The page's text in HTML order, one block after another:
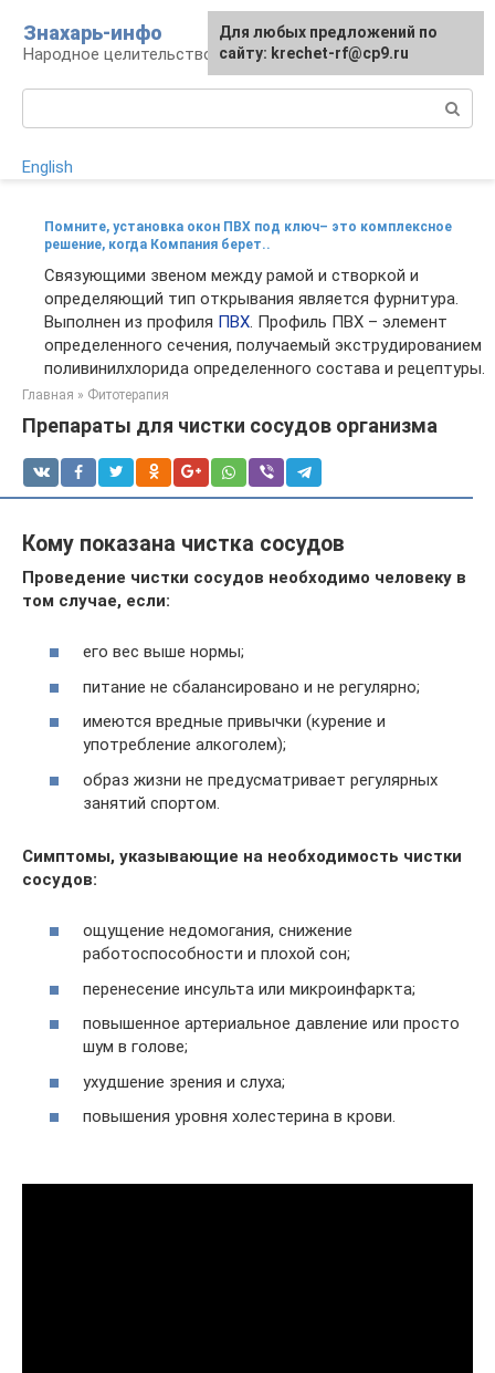
контенту
Знахарь-инфо
Народное целительство: рецепты и методы
English
Помните, установка окон ПВХ под ключ– это комплексное
решение, когда Компания берет..
Связующими звеном между рамой и створкой и
определяющий тип открывания является фурнитура.
Выполнен из профиля ПВХ. Профиль ПВХ – элемент
определенного сечения, получаемый экструдированием
поливинилхлорида определенного состава и рецептуры.
Главная » Фитотерапия
Препараты для чистки сосудов организма
Кому показана чистка сосудов
Проведение чистки сосудов необходимо человеку в
том случае, если:
его вес выше нормы;
питание не сбалансировано и не регулярно;
имеются вредные привычки (курение и
употребление алкоголем);
образ жизни не предусматривает регулярных
занятий спортом.
Симптомы, указывающие на необходимость чистки
сосудов:
ощущение недомогания, снижение
работоспособности и плохой сон;
перенесение инсульта или микроинфаркта;
повышенное артериальное давление или просто
шум в голове;
ухудшение зрения и слуха;
повышения уровня холестерина в крови.
Для любых предложений по
сайту: krechet-rf@cp9.ru